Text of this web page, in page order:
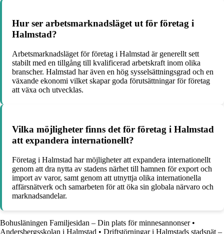
Hur ser arbetsmarknadsläget ut för företag i
Halmstad?
Arbetsmarknadsläget för företag i Halmstad är generellt sett
stabilt med en tillgång till kvalificerad arbetskraft inom olika
branscher. Halmstad har även en hög sysselsättningsgrad och en
växande ekonomi vilket skapar goda förutsättningar för företag
att växa och utvecklas.
Vilka möjligheter finns det för företag i Halmstad
att expandera internationellt?
Företag i Halmstad har möjligheter att expandera internationellt
genom att dra nytta av stadens närhet till hamnen för export och
import av varor, samt genom att utnyttja olika internationella
affärsnätverk och samarbeten för att öka sin globala närvaro och
marknadsandelar.
Bohusläningen Familjesidan – Din plats för minnesannonser•
Andersbergsskolan i Halmstad • Driftstörningar i Halmstads stadsnät –